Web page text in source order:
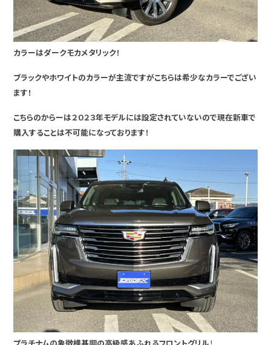
カラーはダークモカメタリック！
ブラックやホワイトのカラーが主流ですがこちらは希少なカラーでござい
ます！
こちらのからーは２０２３年モデルには設定されていないので現在新車で
購入することは不可能になっております！